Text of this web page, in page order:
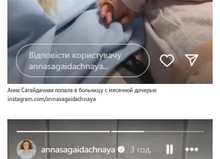
Анна Сагайдачная попала в больницу с месячной дочерью
instagram.com/annasagaidachnaya